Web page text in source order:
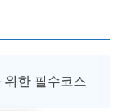
위한 필수코스